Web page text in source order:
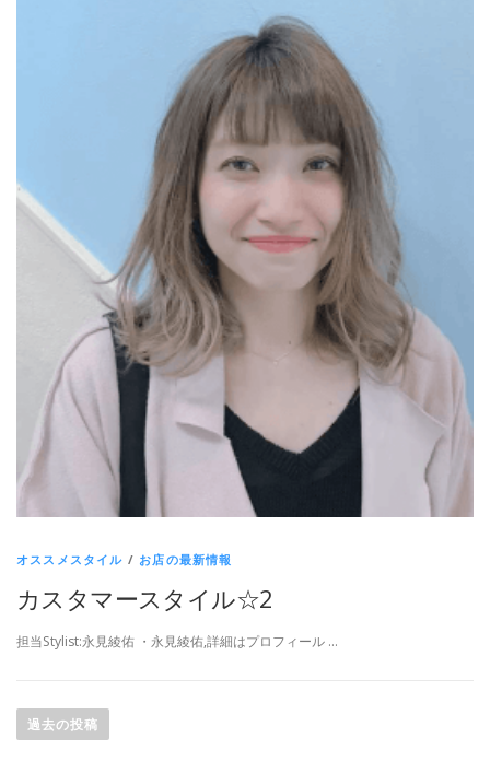
オススメスタイル / お店の最新情報
カスタマースタイル☆2
担当Stylist:永見綾佑 ・永見綾佑,詳細はプロフィール …
過去の投稿